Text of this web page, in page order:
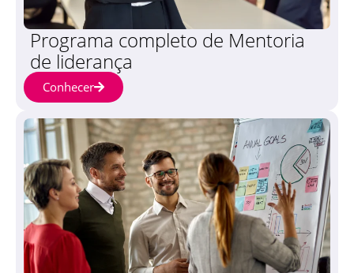
Programa completo de Mentoria
de liderança
Conhecer